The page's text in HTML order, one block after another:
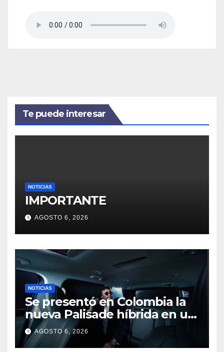
Te puede interesar
NOTICIAS
IMPORTANTE
AGOSTO 6, 2026
NOTICIAS
Se presentó en Colombia la
nueva Palisade híbrida en un
evento junto a Andrés
Cepeda
AGOSTO 6, 2026